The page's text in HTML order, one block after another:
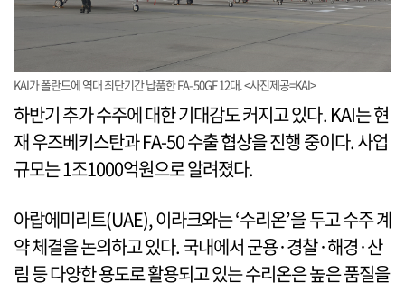
KAI가 폴란드에 역대 최단기간 납품한 FA-50GF 12대. <사진제공=KAI>
하반기 추가 수주에 대한 기대감도 커지고 있다. KAI는 현
재 우즈베키스탄과 FA-50 수출 협상을 진행 중이다. 사업
규모는 1조1000억원으로 알려졌다.
아랍에미리트(UAE), 이라크와는 ‘수리온’을 두고 수주 계
약 체결을 논의하고 있다. 국내에서 군용·경찰·해경·산
림 등 다양한 용도로 활용되고 있는 수리온은 높은 품질을